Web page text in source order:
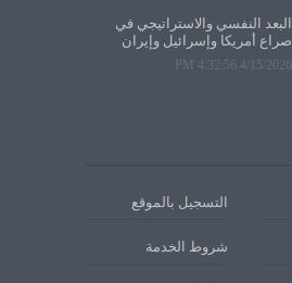
البعد النفسي والاستراتيجي في
صراع أمريكا وإسرائيل وإيران
4/15/2026 4:32:56 PM
التسجيل بالموقع
شروط الخدمة